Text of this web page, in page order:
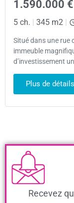
1.590.000 €
5 ch. | 345 m2 |
Situé dans une rue
immeuble
d’investissement
Plus de détails
Recevez